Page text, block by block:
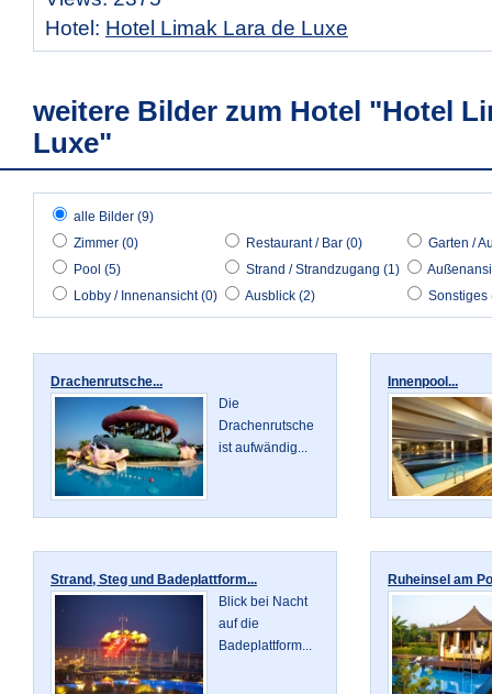
Hotel: Hotel Limak Lara de Luxe
weitere Bilder zum Hotel "Hotel
Luxe"
alle Bilder (9)
Zimmer (0)
Restaurant / Bar (0)
Garten /
Pool (5)
Strand / Strandzugang (1)
Lobby / Innenansicht (0)
Ausblick (2) Sonstiges
Drachenrutsche...
Die
Drachenrutsche
ist aufwändig...
Innenpool...
Strand, Steg und Badeplattform...
Blick bei Nacht
auf die
Badeplattform...
Ruheinsel am